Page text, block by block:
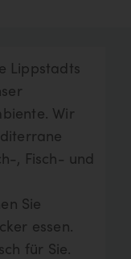
Lippstadts
Wir
, Fisch- und
Sie
essen.
für Sie.